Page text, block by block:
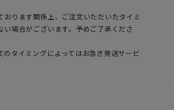
ります関係上、ご注文いただいたタイミ
場合がございます。予めご了承くださ
タイミングによってはお急ぎ発送サービ